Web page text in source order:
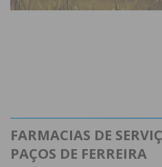
FARMACIAS DE
PAÇOS DE FERREIRA